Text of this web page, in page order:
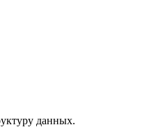
данных.